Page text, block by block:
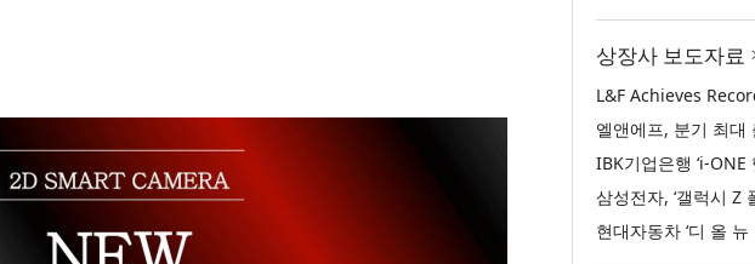
상장사 보도자료